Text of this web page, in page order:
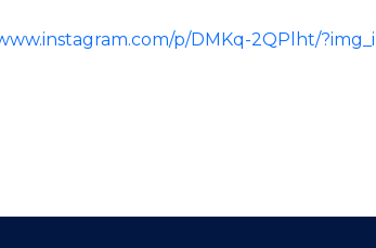
p/DMKq-2QPlht/